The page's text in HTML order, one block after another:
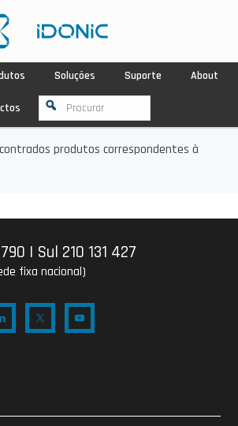
Soluções Suporte About
produtos correspondentes à
| Sul 210 131 427
fixa nacional)